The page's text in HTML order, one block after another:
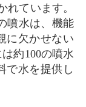
れています。
噴水は、機能
に欠かせない
約100の噴水
で水を提供し